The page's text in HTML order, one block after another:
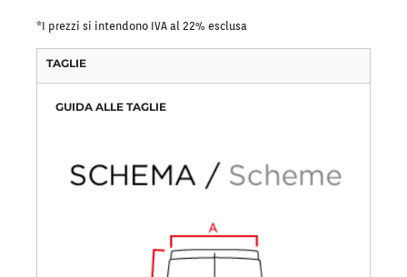
*I prezzi si intendono IVA al 22% esclusa
TAGLIE
GUIDA ALLE TAGLIE